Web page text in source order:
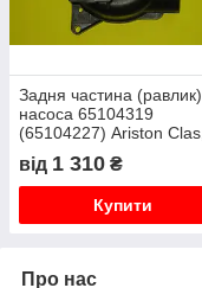
Задня частина (равлик)
насоса 65104319
(65104227) Ariston Clas,
від 1 310 ₴
Купити
Про нас